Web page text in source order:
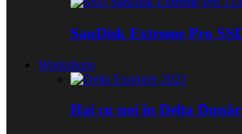
SanDisk Extreme Pro
Workshops
Hai cu noi în Delta